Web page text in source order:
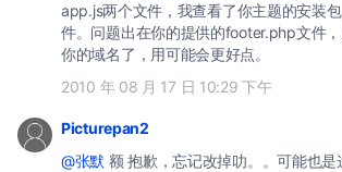
app.js两个文件，我查看了你主题的安装
件。问题出在你的提供的footer.php文件
你的域名了，用可能会更好点。
2010 年 08 月 17 日 10:29 下午
Picturepan2
@张默 额 抱歉，忘记改掉叻。。可能也是